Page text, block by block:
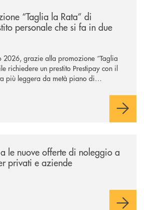
“Taglia la Rata” di
personale che si fa in due
grazie alla promozione “Taglia
richiedere un prestito Prestipay con il
più leggera da metà piano di
le nuove offerte di noleggio a
privati e aziende